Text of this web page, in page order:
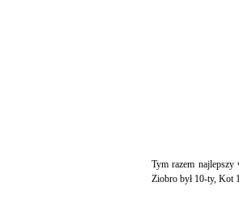
Tym razem
Ziobro był 10-ty, Kot